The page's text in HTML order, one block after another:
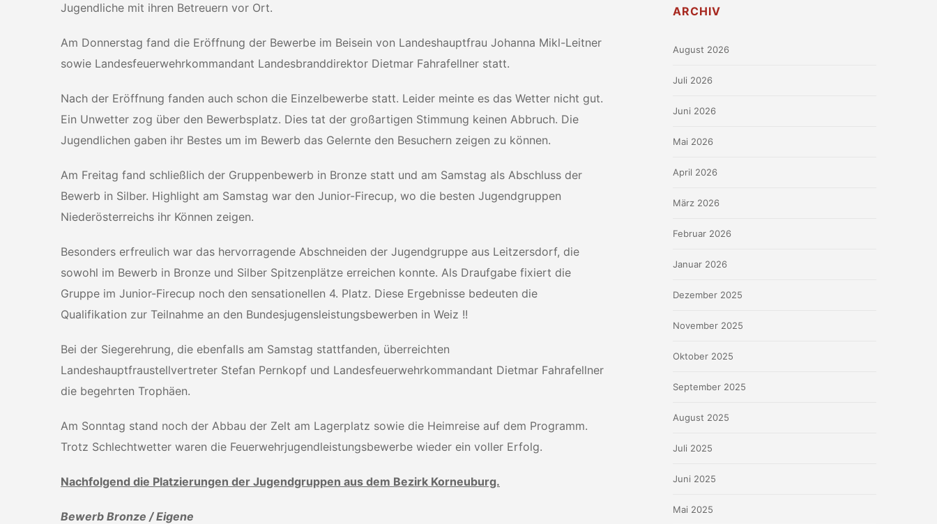
Jugendliche mit ihren Betreuern vor Ort.
Am Donnerstag fand die Eröffnung der Bewerbe im Beisein von Landeshauptfrau Johanna Mikl-Leitner
sowie Landesfeuerwehrkommandant Landesbranddirektor Dietmar Fahrafellner statt.
Nach der Eröffnung fanden auch schon die Einzelbewerbe statt. Leider meinte es das Wetter nicht gut.
Ein Unwetter zog über den Bewerbsplatz. Dies tat der großartigen Stimmung keinen Abbruch. Die
Jugendlichen gaben ihr Bestes um im Bewerb das Gelernte den Besuchern zeigen zu können.
Am Freitag fand schließlich der Gruppenbewerb in Bronze statt und am Samstag als Abschluss der
Bewerb in Silber. Highlight am Samstag war den Junior-Firecup, wo die besten Jugendgruppen
Niederösterreichs ihr Können zeigen.
Besonders erfreulich war das hervorragende Abschneiden der Jugendgruppe aus Leitzersdorf, die
sowohl im Bewerb in Bronze und Silber Spitzenplätze erreichen konnte. Als Draufgabe fixiert die
Gruppe im Junior-Firecup noch den sensationellen 4. Platz. Diese Ergebnisse bedeuten die
Qualifikation zur Teilnahme an den Bundesjugensleistungsbewerben in Weiz !!
Bei der Siegerehrung, die ebenfalls am Samstag stattfanden, überreichten
Landeshauptfraustellvertreter Stefan Pernkopf und Landesfeuerwehrkommandant Dietmar Fahrafellner
die begehrten Trophäen.
Am Sonntag stand noch der Abbau der Zelt am Lagerplatz sowie die Heimreise auf dem Programm.
Trotz Schlechtwetter waren die Feuerwehrjugendleistungsbewerbe wieder ein voller Erfolg.
Nachfolgend die Platzierungen der Jugendgruppen aus dem Bezirk Korneuburg.
Bewerb Bronze / Eigene
ARCHIV
August 2026
Juli 2026
Juni 2026
Mai 2026
April 2026
März 2026
Februar 2026
Januar 2026
Dezember 2025
November 2025
Oktober 2025
September 2025
August 2025
Juli 2025
Juni 2025
Mai 2025